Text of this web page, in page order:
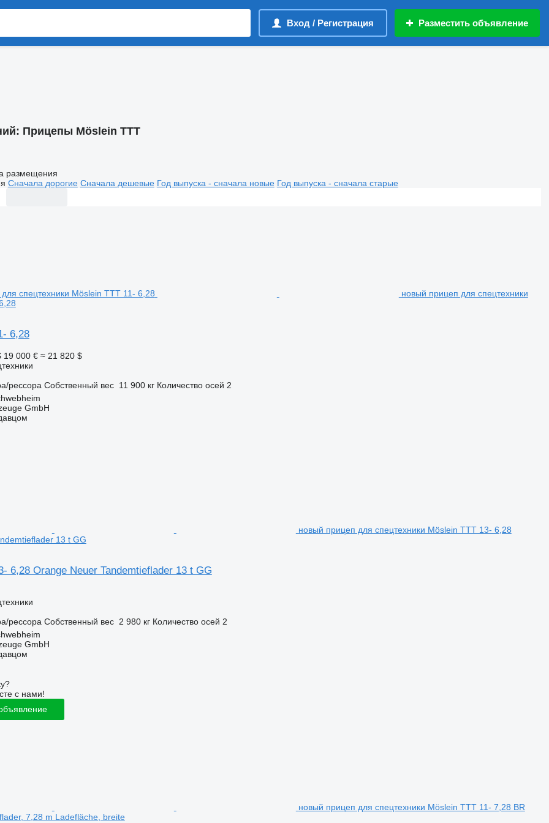
Вход / Регистрация Разместить объявление
Прицепы Möslein TTT
размещения
Сначала дорогие Сначала дешевые Год выпуска - сначала новые Год выпуска - сначала старые
новый прицеп для спецтехники
6,28
19 000 € ≈ 21 820 $
рессора Собственный вес 11 900 кг Количество осей 2
GmbH
новый прицеп для спецтехники Möslein TTT 13- 6,28
13 t GG
6,28 Orange Neuer Tandemtieflader 13 t GG
рессора Собственный вес 2 980 кг Количество осей 2
GmbH
с нами!
новый прицеп для спецтехники Möslein TTT 11- 7,28 BR
7,28 m Ladefläche, breite